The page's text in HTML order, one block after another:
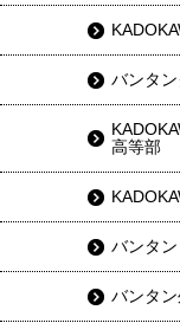
バンタ
高等部
バンタ
バンタ